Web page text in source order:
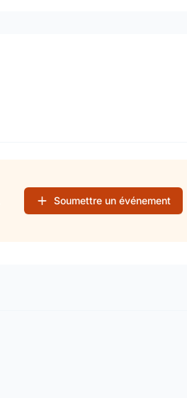
Soumettre un événement